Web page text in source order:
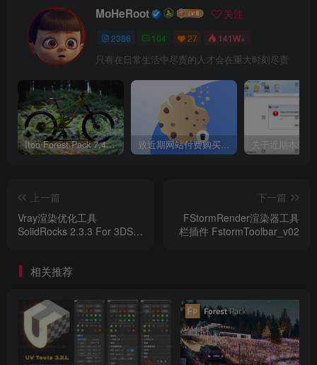
MoHeRoot 关注
2386 104 27 141W+
只有在日常生活中尽责的人才会在重大时刻尽责
Itoo Forest Pack 7.4.20 森林插件 For 3DSMAX 2014 ~ 2023 汉化永久版 致近期网站付费购买资源及会员用户后，网页显示依然没有购买解决方法！
上一篇
Vray渲染优化工具
SolidRocks 2.3.3 For 3DS
下一篇
FStormRender渲染器工具
栏插件 FstormToolbar_v02
相关推荐